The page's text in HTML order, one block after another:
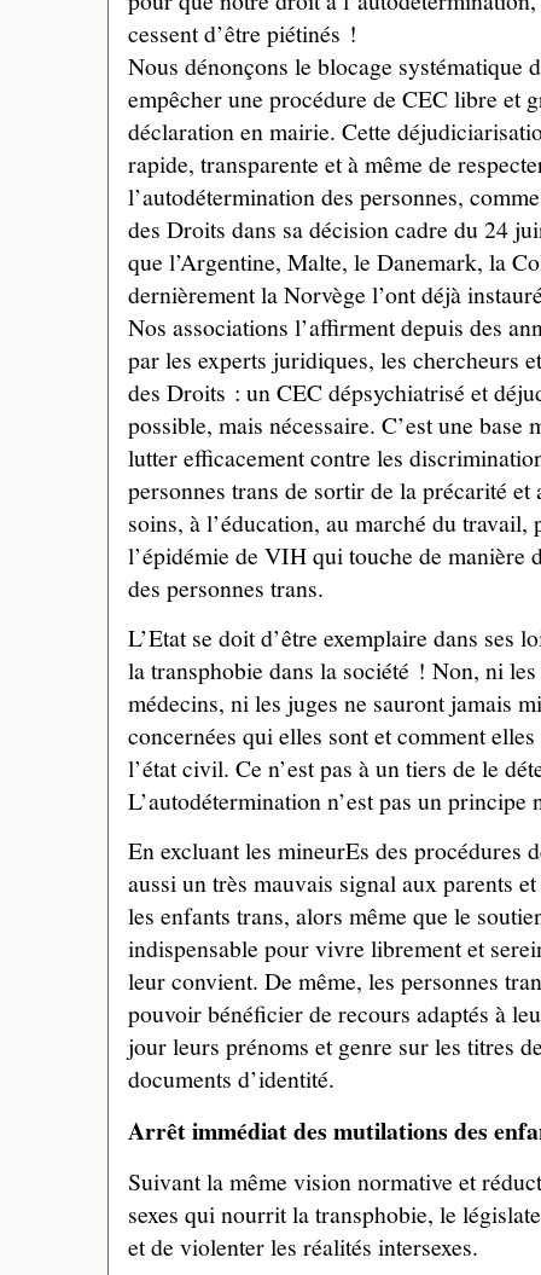
cessent d’être piétinés !
Nous dénonçons le blocage systématique
empêcher une procédure de CEC libre et
déclaration en mairie. Cette
rapide, transparente et à même de
l’autodétermination des personnes,
des Droits dans sa décision cadre du 24
que l’Argentine, Malte, le Danemark, la
dernièrement la Norvège l’ont déjà
Nos associations l’affirment depuis des
par les experts juridiques, les chercheurs
des Droits : un CEC dépsychiatrisé et
possible, mais nécessaire. C’est une
lutter efficacement contre les
personnes trans de sortir de la précarité
soins, à l’éducation, au marché du
l’épidémie de VIH qui touche de manière
des personnes trans.
L’Etat se doit d’être exemplaire dans ses
la transphobie dans la société ! Non, ni
médecins, ni les juges ne sauront jamais
concernées qui elles sont et comment
l’état civil. Ce n’est pas à un tiers de le
L’autodétermination n’est pas un principe
En excluant les mineurEs des procédures
aussi un très mauvais signal aux parents
les enfants trans, alors même que le
indispensable pour vivre librement et
leur convient. De même, les personnes
pouvoir bénéficier de recours adaptés à
jour leurs prénoms et genre sur les titres
documents d’identité.
Arrêt immédiat des mutilations des
Suivant la même vision normative et
sexes qui nourrit la transphobie, le
et de violenter les réalités intersexes.